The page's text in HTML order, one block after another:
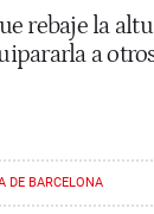
rebaje la
a
DE BARCELONA